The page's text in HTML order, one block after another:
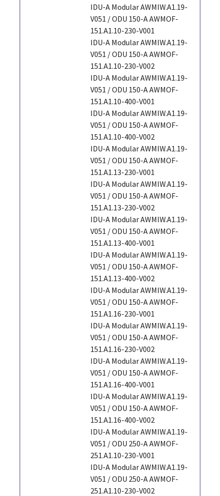
IDU-A Modular AWMIW.A1.19-
V051 / ODU 150-A AWMOF-
151.A1.10-230-V001
IDU-A Modular AWMIW.A1.19-
V051 / ODU 150-A AWMOF-
151.A1.10-230-V002
IDU-A Modular AWMIW.A1.19-
V051 / ODU 150-A AWMOF-
151.A1.10-400-V001
IDU-A Modular AWMIW.A1.19-
V051 / ODU 150-A AWMOF-
151.A1.10-400-V002
IDU-A Modular AWMIW.A1.19-
V051 / ODU 150-A AWMOF-
151.A1.13-230-V001
IDU-A Modular AWMIW.A1.19-
V051 / ODU 150-A AWMOF-
151.A1.13-230-V002
IDU-A Modular AWMIW.A1.19-
V051 / ODU 150-A AWMOF-
151.A1.13-400-V001
IDU-A Modular AWMIW.A1.19-
V051 / ODU 150-A AWMOF-
151.A1.13-400-V002
IDU-A Modular AWMIW.A1.19-
V051 / ODU 150-A AWMOF-
151.A1.16-230-V001
IDU-A Modular AWMIW.A1.19-
V051 / ODU 150-A AWMOF-
151.A1.16-230-V002
IDU-A Modular AWMIW.A1.19-
V051 / ODU 150-A AWMOF-
151.A1.16-400-V001
IDU-A Modular AWMIW.A1.19-
V051 / ODU 150-A AWMOF-
151.A1.16-400-V002
IDU-A Modular AWMIW.A1.19-
V051 / ODU 250-A AWMOF-
251.A1.10-230-V001
IDU-A Modular AWMIW.A1.19-
V051 / ODU 250-A AWMOF-
251.A1.10-230-V002